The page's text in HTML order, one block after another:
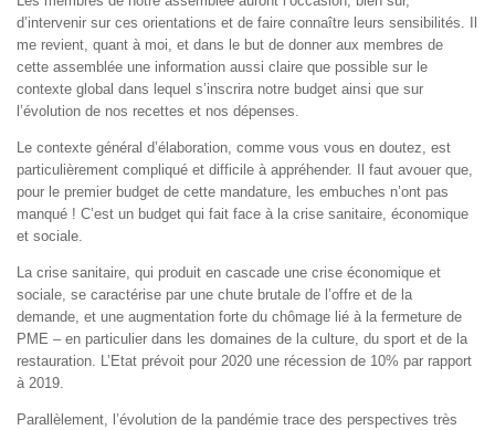
d’intervenir sur ces orientations et de faire connaître leurs sensibilités. Il
me revient, quant à moi, et dans le but de donner aux membres de
cette assemblée une information aussi claire que possible sur le
contexte global dans lequel s’inscrira notre budget ainsi que sur
l’évolution de nos recettes et nos dépenses.
Le contexte général d’élaboration, comme vous vous en doutez, est
particulièrement compliqué et difficile à appréhender. Il faut avouer que,
pour le premier budget de cette mandature, les embuches n’ont pas
manqué ! C’est un budget qui fait face à la crise sanitaire, économique
et sociale.
La crise sanitaire, qui produit en cascade une crise économique et
sociale, se caractérise par une chute brutale de l’offre et de la
demande, et une augmentation forte du chômage lié à la fermeture de
PME – en particulier dans les domaines de la culture, du sport et de la
restauration. L’Etat prévoit pour 2020 une récession de 10% par rapport
à 2019.
Parallèlement, l’évolution de la pandémie trace des perspectives très